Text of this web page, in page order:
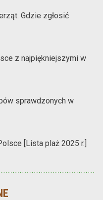
Gdzie zgłosić
z najpiękniejszymi w
sprawdzonych w
[Lista plaż 2025 r.]